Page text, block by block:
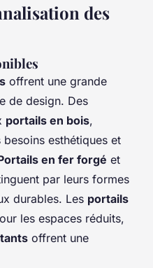
des
offrent une grande
de design. Des
portails en bois,
esthétiques et
en fer forgé et
par leurs formes
durables. Les portails
les espaces réduits,
offrent une